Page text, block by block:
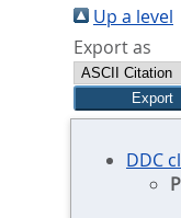
sind
hier:
Up a level
Export as
DDC